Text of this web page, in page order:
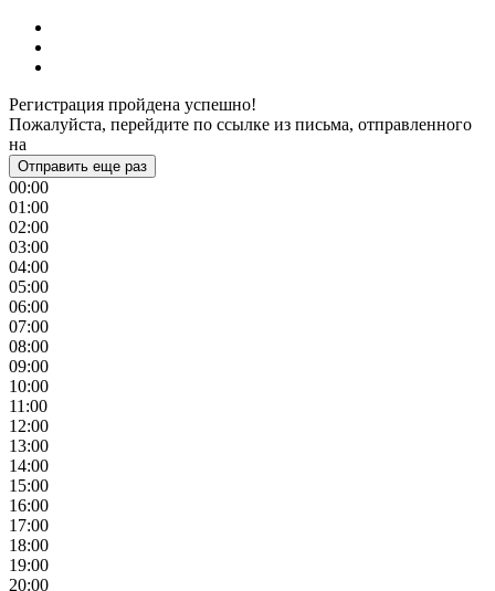
Регистрация пройдена успешно!
Пожалуйста, перейдите по ссылке из письма, отправленного
на
Отправить еще раз
00:00
01:00
02:00
03:00
04:00
05:00
06:00
07:00
08:00
09:00
10:00
11:00
12:00
13:00
14:00
15:00
16:00
17:00
18:00
19:00
20:00